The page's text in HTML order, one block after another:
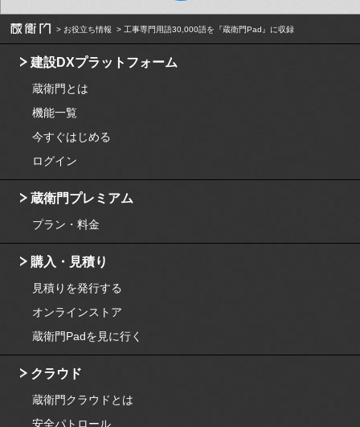
お役立ち情報 工事専門用語30,000語を『蔵衛門Pad』に収録
建設DXプラットフォーム
蔵衛門とは
機能一覧
今すぐはじめる
ログイン
蔵衛門プレミアム
プラン・料金
購入・見積り
見積りを発行する
オンラインストア
蔵衛門Padを見に行く
クラウド
蔵衛門クラウドとは
安全パトロール